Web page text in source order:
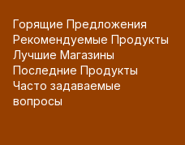
Горящие Предложения
Рекомендуемые Продукты
Лучшие Магазины
Последние Продукты
Часто задаваемые
вопросы